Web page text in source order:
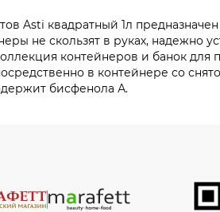
Asti квадратный 1л
не скользят в руках, надежно
контейнеров и банок для
в контейнере со
бисфенола А.